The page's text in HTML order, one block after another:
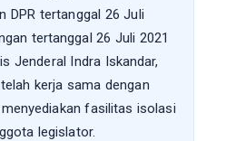
DPR tertanggal 26 Juli
tertanggal 26 Juli 2021
Jenderal Indra Iskandar,
kerja sama dengan
fasilitas isolasi
legislator.